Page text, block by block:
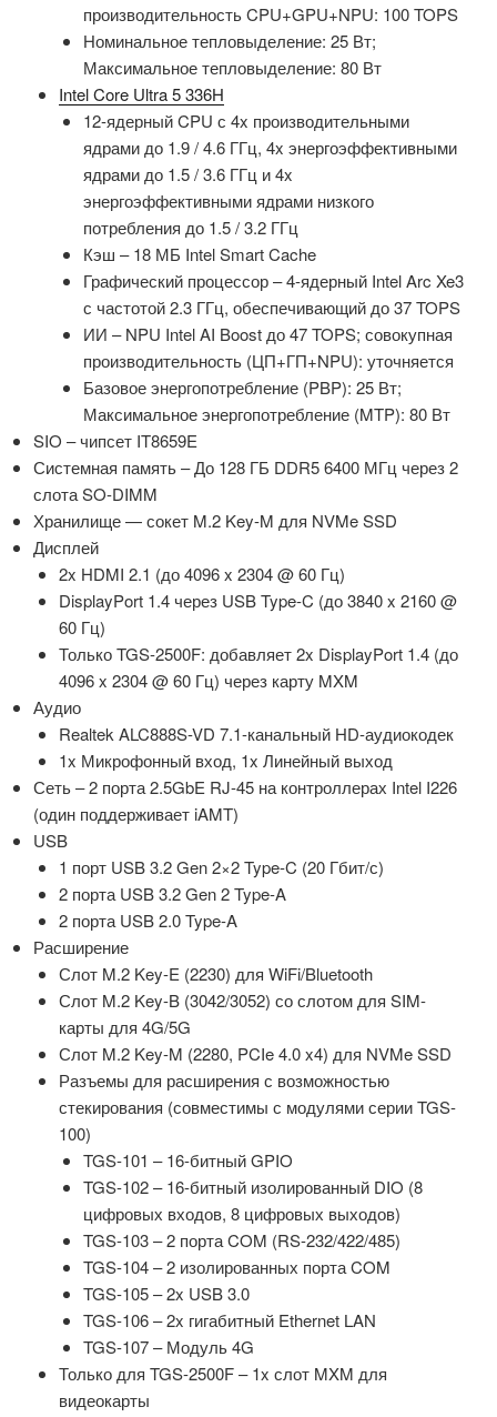
производительность CPU+GPU+NPU: 100 TOPS
Номинальное тепловыделение: 25 Вт;
Максимальное тепловыделение: 80 Вт
Intel Core Ultra 5 336H
12-ядерный CPU с 4x производительными
ядрами до 1.9 / 4.6 ГГц, 4x энергоэффективными
ядрами до 1.5 / 3.6 ГГц и 4x
энергоэффективными ядрами низкого
потребления до 1.5 / 3.2 ГГц
Кэш – 18 МБ Intel Smart Cache
Графический процессор – 4-ядерный Intel Arc Xe3
с частотой 2.3 ГГц, обеспечивающий до 37 TOPS
ИИ – NPU Intel AI Boost до 47 TOPS; совокупная
производительность (ЦП+ГП+NPU): уточняется
Базовое энергопотребление (PBP): 25 Вт;
Максимальное энергопотребление (MTP): 80 Вт
SIO – чипсет IT8659E
Системная память – До 128 ГБ DDR5 6400 МГц через 2
слота SO-DIMM
Хранилище — сокет M.2 Key-M для NVMe SSD
Дисплей
2x HDMI 2.1 (до 4096 x 2304 @ 60 Гц)
DisplayPort 1.4 через USB Type-C (до 3840 x 2160 @
60 Гц)
Только TGS-2500F: добавляет 2x DisplayPort 1.4 (до
4096 x 2304 @ 60 Гц) через карту MXM
Аудио
Realtek ALC888S-VD 7.1-канальный HD-аудиокодек
1x Микрофонный вход, 1x Линейный выход
Сеть – 2 порта 2.5GbE RJ-45 на контроллерах Intel I226
(один поддерживает iAMT)
USB
1 порт USB 3.2 Gen 2×2 Type-C (20 Гбит/с)
2 порта USB 3.2 Gen 2 Type-A
2 порта USB 2.0 Type-A
Расширение
Слот M.2 Key-E (2230) для WiFi/Bluetooth
Слот M.2 Key-B (3042/3052) со слотом для SIM-
карты для 4G/5G
Слот M.2 Key-M (2280, PCIe 4.0 x4) для NVMe SSD
Разъемы для расширения с возможностью
стекирования (совместимы с модулями серии TGS-
100)
TGS-101 – 16-битный GPIO
TGS-102 – 16-битный изолированный DIO (8
цифровых входов, 8 цифровых выходов)
TGS-103 – 2 порта COM (RS-232/422/485)
TGS-104 – 2 изолированных порта COM
TGS-105 – 2x USB 3.0
TGS-106 – 2x гигабитный Ethernet LAN
TGS-107 – Модуль 4G
Только для TGS-2500F – 1x слот MXM для
видеокарты